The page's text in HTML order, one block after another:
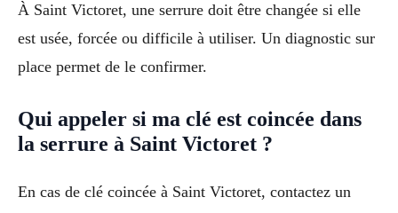
À Saint Victoret, une serrure doit être changée si elle
est usée, forcée ou difficile à utiliser. Un diagnostic sur
place permet de le confirmer.
Qui appeler si ma clé est coincée dans
la serrure à Saint Victoret ?
En cas de clé coincée à Saint Victoret, contactez un